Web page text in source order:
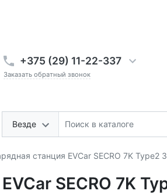
+375 (29) 11-22-337
Заказать обратный звонок
Везде
станция EVCar SECRO 7K Type2
SECRO 7K